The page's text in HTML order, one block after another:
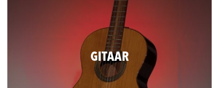
GITAAR